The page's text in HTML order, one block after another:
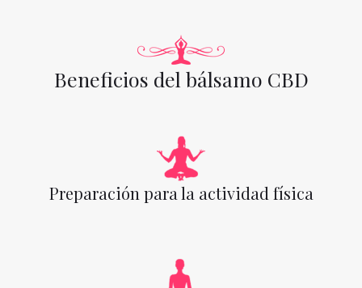
Beneficios del bálsamo CBD
Preparación para la actividad física